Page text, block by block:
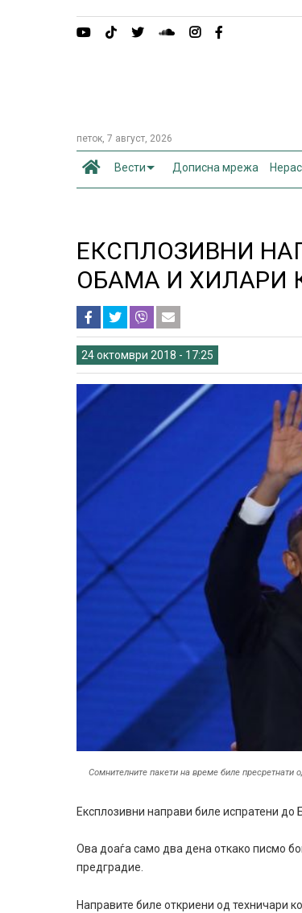
петок, 7 август, 2026
Вести Дописна мрежа
ЕКСПЛОЗИВНИ
ОБАМА И ХИЛАРИ
24 октомври 2018 - 17:25
Сомнителните пакети на време биле пресретнати
Експлозивни направи биле испратени
Ова доаѓа само два дена откако писмо
предградие.
Направите биле откриени од техничари